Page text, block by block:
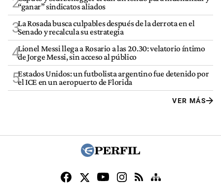
“ganar” sindicatos aliados
3La Rosada busca culpables después de la derrota en el
Senado y recalcula su estrategia
4Lionel Messi llega a Rosario a las 20.30: velatorio íntimo
de Jorge Messi, sin acceso al público
5Estados Unidos: un futbolista argentino fue detenido por
el ICE en un aeropuerto de Florida
VER MÁS